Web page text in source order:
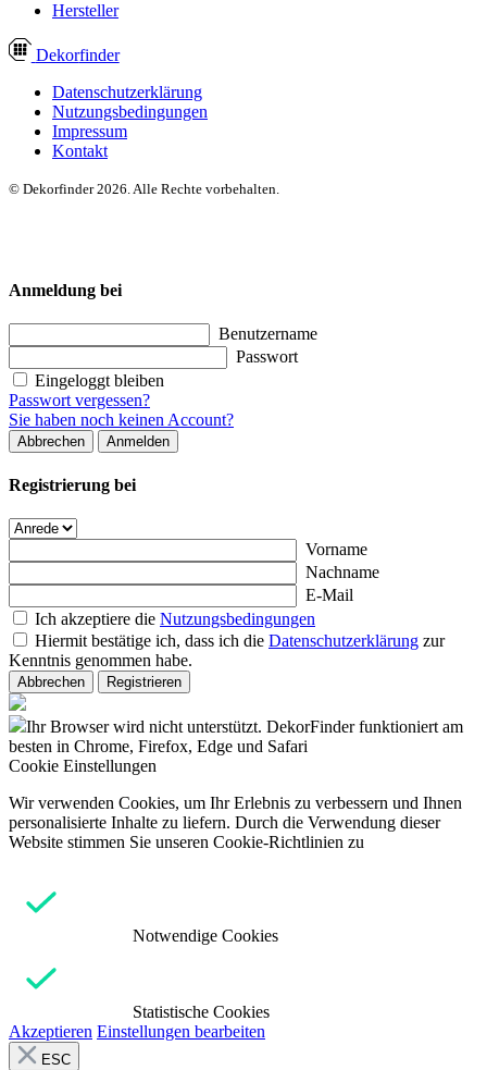
Hersteller
Dekorfinder
Datenschutzerklärung
Nutzungsbedingungen
Impressum
Kontakt
© Dekorfinder 2026. Alle Rechte vorbehalten.
Anmeldung bei
Benutzername
Passwort
Eingeloggt bleiben
Passwort vergessen?
Sie haben noch keinen Account?
Abbrechen Anmelden
Registrierung bei
Vorname
Nachname
E-Mail
Ich akzeptiere die Nutzungsbedingungen
Hiermit bestätige ich, dass ich die Datenschutzerklärung zur
Kenntnis genommen habe.
Abbrechen Registrieren
Ihr Browser wird nicht unterstützt. DekorFinder funktioniert am
besten in Chrome, Firefox, Edge und Safari
Cookie Einstellungen
Wir verwenden Cookies, um Ihr Erlebnis zu verbessern und Ihnen
personalisierte Inhalte zu liefern. Durch die Verwendung dieser
Website stimmen Sie unseren Cookie-Richtlinien zu
Notwendige Cookies
Statistische Cookies
Akzeptieren Einstellungen bearbeiten
ESC